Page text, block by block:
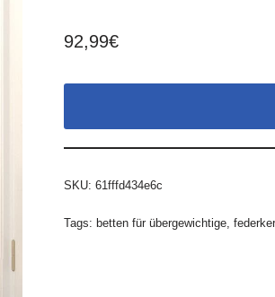
92,99€
SKU: 61fffd434e6c
Tags: betten für übergewichtige,